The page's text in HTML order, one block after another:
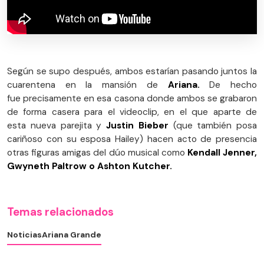
Según se supo después, ambos estarían pasando juntos la
cuarentena en la mansión de Ariana.De hecho
fue precisamente en esa casona donde ambos se grabaron
de forma casera para el videoclip, en el que aparte de
esta nueva parejita y Justin Bieber (que también posa
cariñoso con su esposa Hailey) hacen acto de presencia
otras figuras amigas del dúo musical como Kendall Jenner,
Gwyneth Paltrow o Ashton Kutcher.
Temas relacionados
NoticiasAriana Grande